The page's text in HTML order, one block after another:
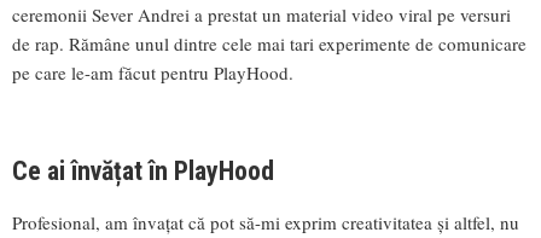
ceremonii Sever Andrei a prestat un material video viral pe versuri
de rap. Rămâne unul dintre cele mai tari experimente de comunicare
pe care le-am făcut pentru PlayHood.
Ce ai învățat în PlayHood
Profesional, am învațat că pot să-mi exprim creativitatea și altfel, nu